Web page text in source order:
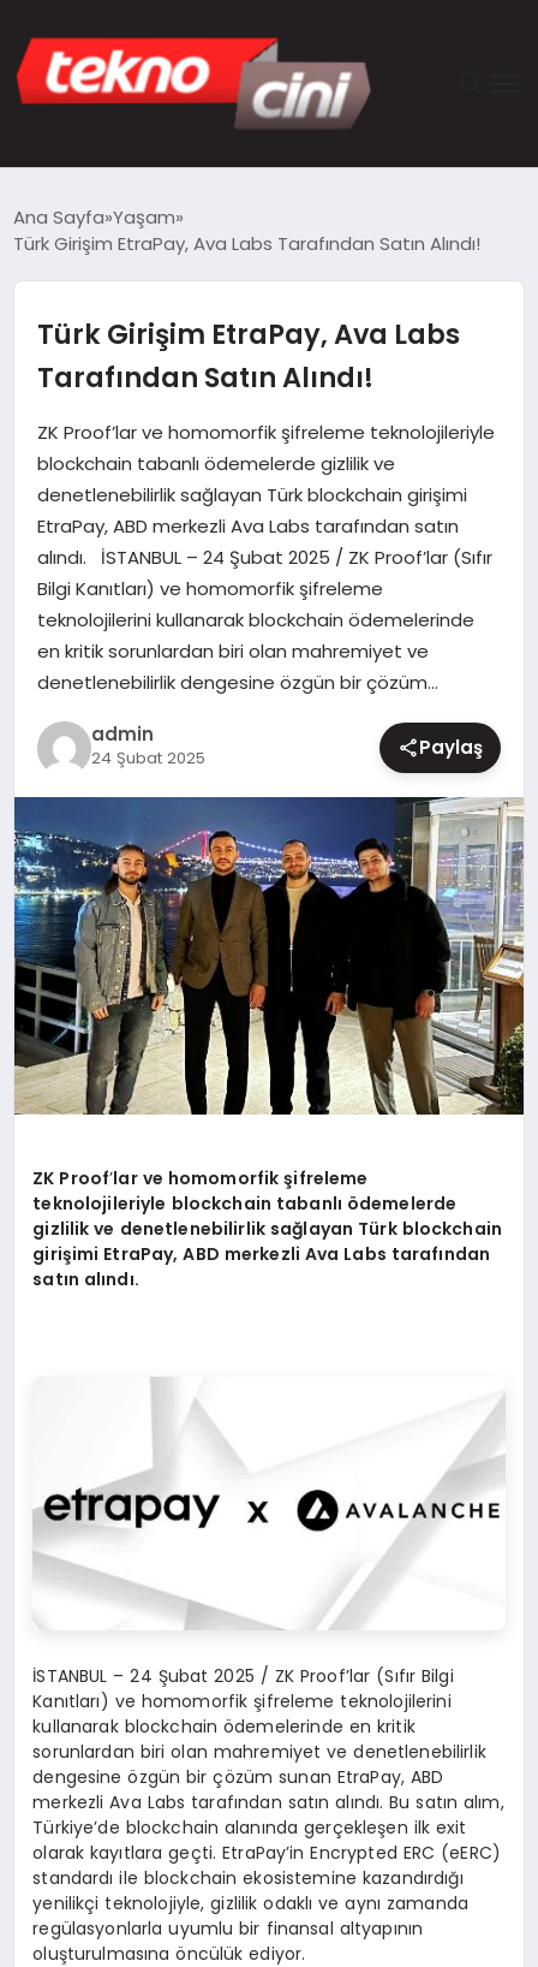
TEKNOLOJI
GÜNCEL
YAŞAM
SAĞLIK
DÜNYA
MAGAZIN
Ana Sayfa Yaşam
Türk Girişim EtraPay, Ava Labs Tarafından Satın Alındı!
Türk Girişim EtraPay, Ava Labs
Tarafından Satın Alındı!
ZK Proof’lar ve homomorfik şifreleme teknolojileriyle
blockchain tabanlı ödemelerde gizlilik ve
denetlenebilirlik sağlayan Türk blockchain girişimi
EtraPay, ABD merkezli Ava Labs tarafından satın
alındı. İSTANBUL – 24 Şubat 2025 / ZK Proof’lar (Sıfır
Bilgi Kanıtları) ve homomorfik şifreleme
teknolojilerini kullanarak blockchain ödemelerinde
en kritik sorunlardan biri olan mahremiyet ve
denetlenebilirlik dengesine özgün bir çözüm…
admin
24 Şubat 2025 Paylaş
ZK Proof’lar ve homomorfik şifreleme
teknolojileriyle blockchain tabanlı ödemelerde
gizlilik ve denetlenebilirlik sağlayan Türk blockchain
girişimi EtraPay, ABD merkezli Ava Labs tarafından
satın alındı.
İSTANBUL – 24 Şubat 2025 / ZK Proof’lar (Sıfır Bilgi
Kanıtları) ve homomorfik şifreleme teknolojilerini
kullanarak blockchain ödemelerinde en kritik
sorunlardan biri olan mahremiyet ve denetlenebilirlik
dengesine özgün bir çözüm sunan EtraPay, ABD
merkezli Ava Labs tarafından satın alındı. Bu satın alım,
Türkiye’de blockchain alanında gerçekleşen ilk exit
olarak kayıtlara geçti. EtraPay’in Encrypted ERC (eERC)
standardı ile blockchain ekosistemine kazandırdığı
yenilikçi teknolojiyle, gizlilik odaklı ve aynı zamanda
regülasyonlarla uyumlu bir finansal altyapının
oluşturulmasına öncülük ediyor.